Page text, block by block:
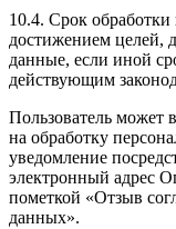
10.4. Срок
достижением целей,
данные, если иной
действующим
Пользователь может
на обработку
уведомление
электронный адрес
пометкой «Отзыв
данных».